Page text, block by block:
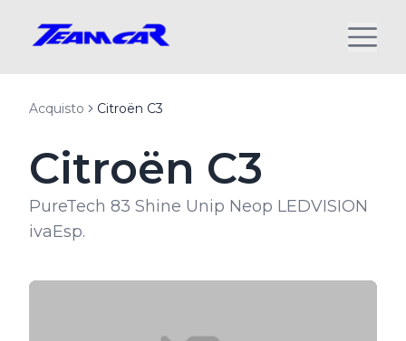
Acquisto Citroën C3
Citroën C3
PureTech 83 Shine Unip Neop LEDVISION
ivaEsp.